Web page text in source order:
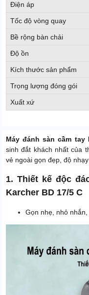
Điện áp
Tốc độ vòng quay
Bề rộng bàn chải
Độ ồn
Kích thước sản phẩm
Trọng lượng đóng gói
Xuất xứ
Máy đánh sàn cầm tay
sinh đắt khách nhất của
vẻ ngoài gọn đẹp, độ
1. Thiết kế độc
Karcher BD 17/5 C
Gọn nhẹ, nhỏ